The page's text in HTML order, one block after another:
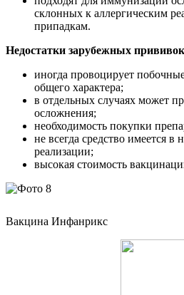
склонных к аллергическим
припадкам.
Недостатки зарубежных
иногда провоцирует
общего характера;
в отдельных случаях может
осложнения;
необходимость покупки
не всегда средство имеется в
реализации;
высокая стоимость
Вакцина Инфанрикс